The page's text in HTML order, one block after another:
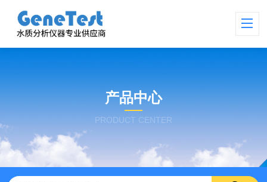
产品中心
PRODUCT CENTER